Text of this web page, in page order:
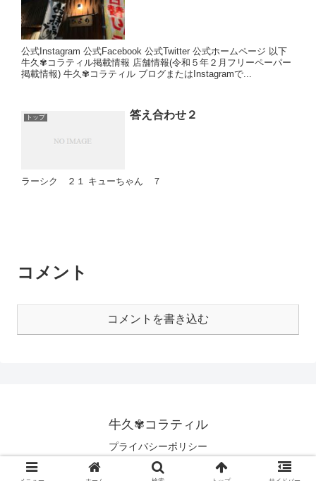
公式Instagram 公式Facebook 公式Twitter 公式ホームページ 以下
牛久✾コラティル掲載情報 店舗情報(令和５年２月フリーペーパー
掲載情報) 牛久✾コラティル ブログまたはInstagramで...
トップ 答え合わせ２
ラーシク ２１ キューちゃん ７
コメント
コメントを書き込む
牛久✾コラティル
プライバシーポリシー
© 2020 牛久✾コラティル.